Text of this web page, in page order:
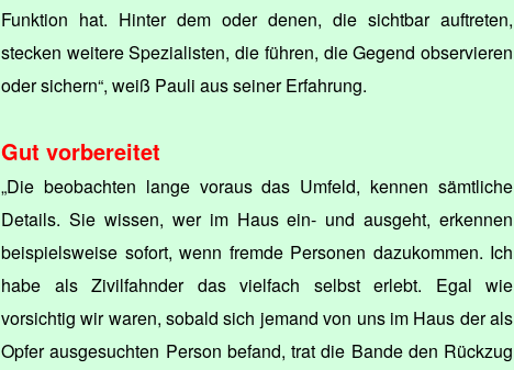
Funktion hat. Hinter dem oder denen, die sichtbar auftreten,
stecken weitere Spezialisten, die führen, die Gegend observieren
oder sichern“, weiß Pauli aus seiner Erfahrung.
Gut vorbereitet
„Die beobachten lange voraus das Umfeld, kennen sämtliche
Details. Sie wissen, wer im Haus ein- und ausgeht, erkennen
beispielsweise sofort, wenn fremde Personen dazukommen. Ich
habe als Zivilfahnder das vielfach selbst erlebt. Egal wie
vorsichtig wir waren, sobald sich jemand von uns im Haus der als
Opfer ausgesuchten Person befand, trat die Bande den Rückzug